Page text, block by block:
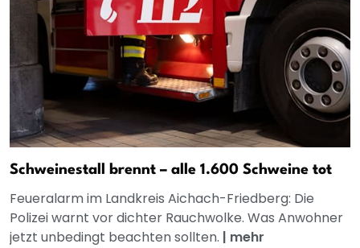
Schweinestall brennt – alle 1.600 Schweine tot
Feueralarm im Landkreis Aichach-Friedberg: Die
Polizei warnt vor dichter Rauchwolke. Was Anwohner
jetzt unbedingt beachten sollten. | mehr